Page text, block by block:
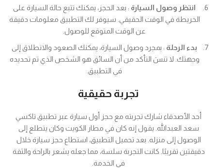
انتظر وصول السيارة : بعد الحجز، يمكنك تتبع حالة السيارة على
الخريطة في الوقت الحقيقي. سيوفر لك التطبيق معلومات دقيقة
عن الوقت المتوقع للوصول.
بدء الرحلة : بمجرد وصول السيارة، يمكنك الصعود والانطلاق إلى
وجهتك. لا تنسَ التأكد من أن السائق هو الشخص الذي تم تحديده
في التطبيق.
تجربة حقيقية
أحد الأصدقاء شارك تجربته مع حجز أول سيارة عبر تطبيق تاكسي
سعد العبدالله. يقول إنه كان في مطار الكويت وكان يتطلع إلى
الوصول إلى منزله. بعد تحميل التطبيق، استطاع حجز سيارة خلال
دقيقتين تقريبًا. كانت التجربة سلسة، مما جعله يشعر بالراحة والثقة
في الخدمة.